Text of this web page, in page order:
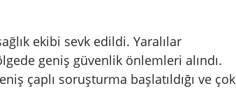
ekibi sevk edildi. Yaralılar
geniş güvenlik önlemleri alındı.
çaplı soruşturma başlatıldığı ve çok